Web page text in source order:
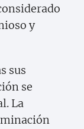
y
sus
se
La